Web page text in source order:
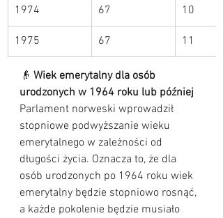
1974 67 10
1975 67 11
👴 Wiek emerytalny dla osób
urodzonych w 1964 roku lub później
Parlament norweski wprowadził
stopniowe podwyższanie wieku
emerytalnego w zależności od
długości życia. Oznacza to, że dla
osób urodzonych po 1964 roku wiek
emerytalny będzie stopniowo rosnąć,
a każde pokolenie będzie musiało